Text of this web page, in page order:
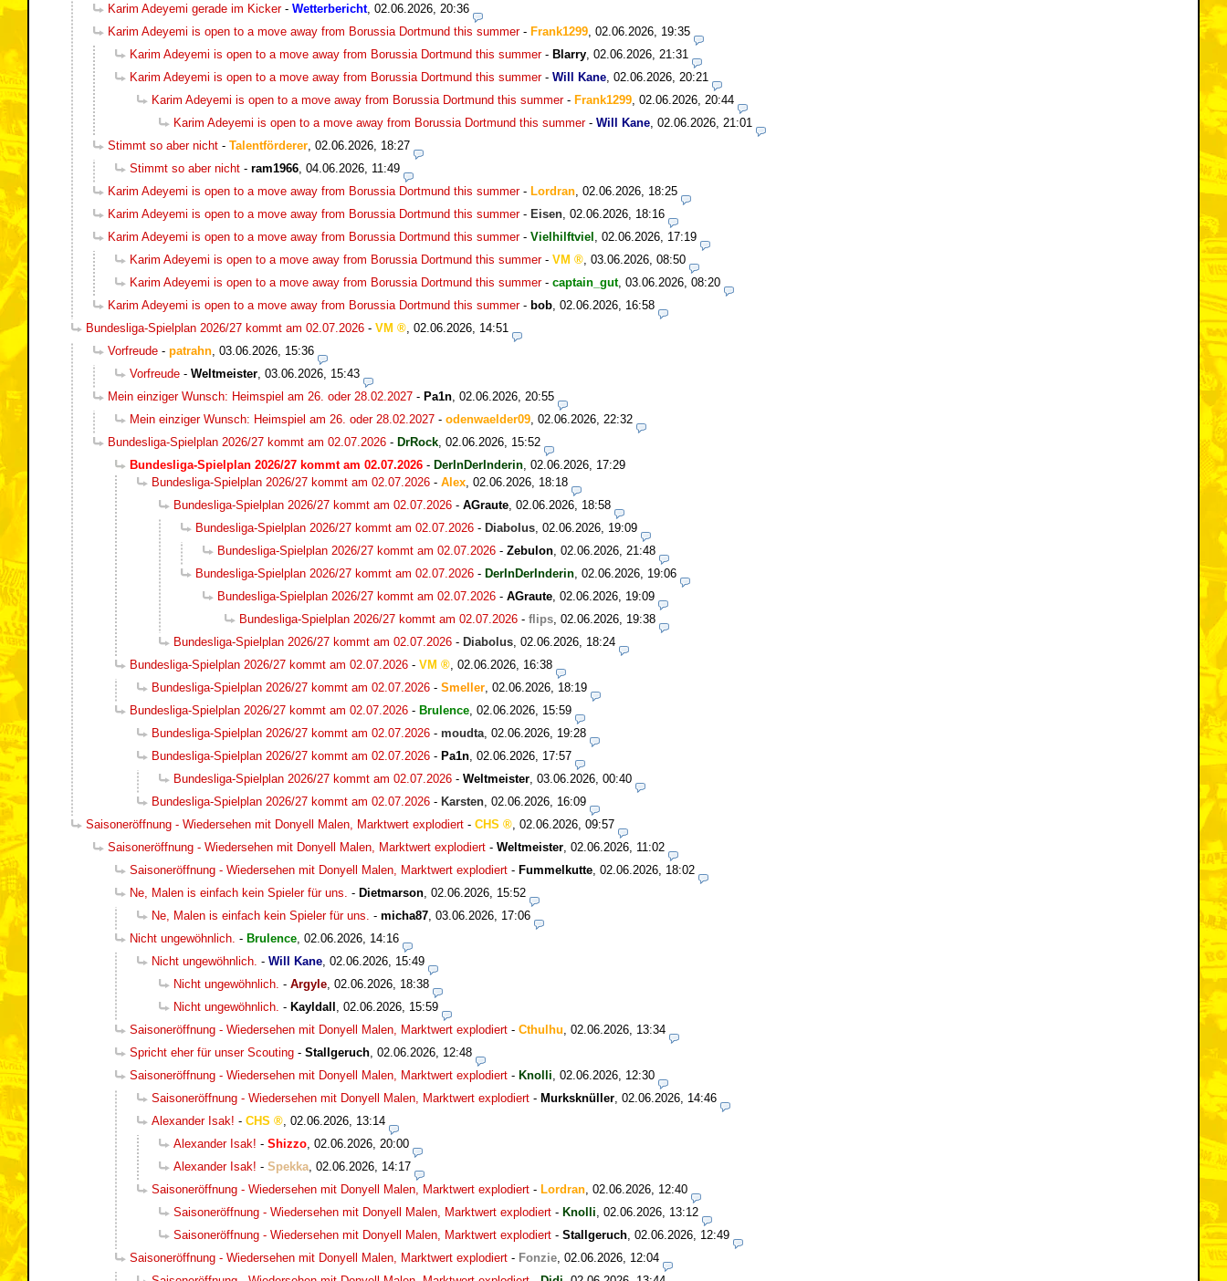
Karim Adeyemi gerade im Kicker- Wetterbericht, 02.06.2026, 20:36
Karim Adeyemi is open to a move away from Borussia Dortmund this summer- Frank1299 02.06.2026, 19:35
Karim Adeyemi is open to a move away from Borussia Dortmund this summer- Blarry 02.06.2026, 21:31
Karim Adeyemi is open to a move away from Borussia Dortmund this summer- Will Kane 02.06.2026, 20:21
Karim Adeyemi is open to a move away from Borussia Dortmund this summer- Frank1299 02.06.2026, 20:44
Karim Adeyemi is open to a move away from Borussia Dortmund this summer- Will Kane 02.06.2026, 21:01
Stimmt so aber nicht - Talentförderer 02.06.2026, 18:27
Stimmt so aber nicht - ram1966 04.06.2026, 11:49
Karim Adeyemi is open to a move away from Borussia Dortmund this summer- Lordran 02.06.2026, 18:25
Karim Adeyemi is open to a move away from Borussia Dortmund this summer- Eisen 02.06.2026, 18:16
Karim Adeyemi is open to a move away from Borussia Dortmund this summer- Vielhilftviel
02.06.2026, 17:19
Karim Adeyemi is open to a move away from Borussia Dortmund this summer- VM
03.06.2026, 08:50
Karim Adeyemi is open to a move away from Borussia Dortmund this summer- captain_gut, 03.06.2026, 08:20
Karim Adeyemi is open to a move away from Borussia Dortmund this summer- bob 02.06.2026, 16:58
Bundesliga-Spielplan 2026/27 kommt am 02.07.2026 - VM
02.06.2026, 14:51
Vorfreude - patrahn 03.06.2026, 15:36
Vorfreude - Weltmeister 03.06.2026, 15:43
Mein einziger Wunsch: Heimspiel am 26. oder 28.02.2027 - Pa1n 02.06.2026, 20:55
Mein einziger Wunsch: Heimspiel am 26. oder 28.02.2027 - odenwaelder09 02.06.2026, 22:32
Bundesliga-Spielplan 2026/27 kommt am 02.07.2026 - DrRock 02.06.2026, 15:52
Bundesliga-Spielplan 2026/27 kommt am 02.07.2026 - DerInDerInderin 02.06.2026, 17:29
Bundesliga-Spielplan 2026/27 kommt am 02.07.2026 - Alex 02.06.2026, 18:18
Bundesliga-Spielplan 2026/27 kommt am 02.07.2026 - AGraute 02.06.2026, 18:58
Bundesliga-Spielplan 2026/27 kommt am 02.07.2026 - Diabolus 02.06.2026, 19:09
Bundesliga-Spielplan 2026/27 kommt am 02.07.2026 - Zebulon 02.06.2026, 21:48
Bundesliga-Spielplan 2026/27 kommt am 02.07.2026 - DerInDerInderin 02.06.2026, 19:06
Bundesliga-Spielplan 2026/27 kommt am 02.07.2026 - AGraute 02.06.2026, 19:09
Bundesliga-Spielplan 2026/27 kommt am 02.07.2026 - flips 02.06.2026, 19:38
Bundesliga-Spielplan 2026/27 kommt am 02.07.2026 - Diabolus 02.06.2026, 18:24
Bundesliga-Spielplan 2026/27 kommt am 02.07.2026 - VM
02.06.2026, 16:38
Bundesliga-Spielplan 2026/27 kommt am 02.07.2026 - Smeller 02.06.2026, 18:19
Bundesliga-Spielplan 2026/27 kommt am 02.07.2026 - Brulence 02.06.2026, 15:59
Bundesliga-Spielplan 2026/27 kommt am 02.07.2026 - moudta 02.06.2026, 19:28
Bundesliga-Spielplan 2026/27 kommt am 02.07.2026 - Pa1n 02.06.2026, 17:57
Bundesliga-Spielplan 2026/27 kommt am 02.07.2026 - Weltmeister 03.06.2026, 00:40
Bundesliga-Spielplan 2026/27 kommt am 02.07.2026 - Karsten 02.06.2026, 16:09
Saisoneröffnung - Wiedersehen mit Donyell Malen, Marktwert explodiert - CHS
02.06.2026, 09:57
Saisoneröffnung - Wiedersehen mit Donyell Malen, Marktwert explodiert - Weltmeister 02.06.2026, 11:02
Saisoneröffnung - Wiedersehen mit Donyell Malen, Marktwert explodiert - Fummelkutte 02.06.2026, 18:02
Ne, Malen is einfach kein Spieler für uns. - Dietmarson 02.06.2026, 15:52
Ne, Malen is einfach kein Spieler für uns. - micha87 03.06.2026, 17:06
Nicht ungewöhnlich. - Brulence 02.06.2026, 14:16
Nicht ungewöhnlich. - Will Kane 02.06.2026, 15:49
Nicht ungewöhnlich. - Argyle 02.06.2026, 18:38
Nicht ungewöhnlich. - Kayldall
02.06.2026, 15:59
Saisoneröffnung - Wiedersehen mit Donyell Malen, Marktwert explodiert - Cthulhu 02.06.2026, 13:34
Spricht eher für unser Scouting - Stallgeruch 02.06.2026, 12:48
Saisoneröffnung - Wiedersehen mit Donyell Malen, Marktwert explodiert - Knolli 02.06.2026, 12:30
Saisoneröffnung - Wiedersehen mit Donyell Malen, Marktwert explodiert - Murksknüller 02.06.2026, 14:46
Alexander Isak! - CHS
02.06.2026, 13:14
Alexander Isak! - Shizzo 02.06.2026, 20:00
Alexander Isak! - Spekka 02.06.2026, 14:17
Saisoneröffnung - Wiedersehen mit Donyell Malen, Marktwert explodiert - Lordran 02.06.2026, 12:40
Saisoneröffnung - Wiedersehen mit Donyell Malen, Marktwert explodiert - Knolli 02.06.2026, 13:12
Saisoneröffnung - Wiedersehen mit Donyell Malen, Marktwert explodiert - Stallgeruch 02.06.2026, 12:49
Saisoneröffnung - Wiedersehen mit Donyell Malen, Marktwert explodiert - Fonzie 02.06.2026, 12:04